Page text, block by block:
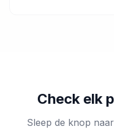
Check elk
Sleep de knop